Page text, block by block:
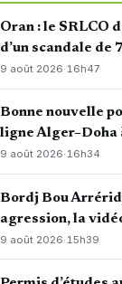
Oran : le SRLCO
d’un scandale
9 août 2026·16h47
Bonne nouvelle
ligne Alger–Doha
9 août 2026·16h34
Bordj Bou
agression, la
9 août 2026· 15h39